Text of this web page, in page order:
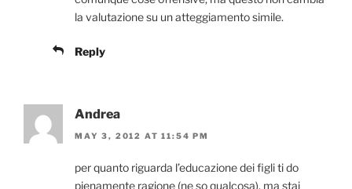
la valutazione su un atteggiamento simile.
Reply
Andrea
MAY 3, 2012 AT 11:54 PM
per quanto riguarda l’educazione dei figli ti do
pienamente ragione (ne so qualcosa). ma stai